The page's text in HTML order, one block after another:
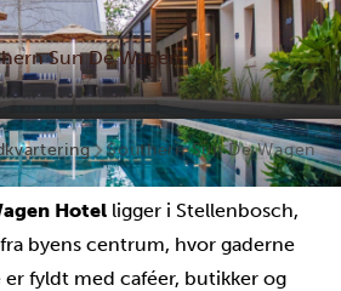
Sun De Wagen
Southern Sun De Wagen
Hotel ligger i Stellenbosch,
byens centrum, hvor gaderne
fyldt med caféer, butikker og